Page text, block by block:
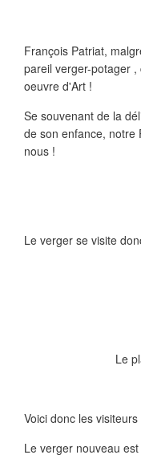
François Patriat,
pareil verger-potager
oeuvre d'Art !
Se souvenant de la
de son enfance, notre
nous !
Le verger se visite
Le
Voici donc les
Le verger nouveau